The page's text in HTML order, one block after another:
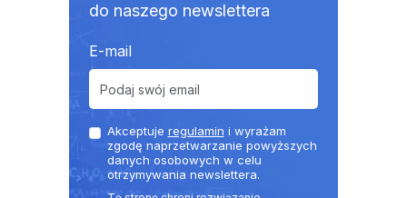
do naszego newslettera
E-mail
Akceptuje regulamin i wyrażam
zgodę naprzetwarzanie powyższych
danych osobowych w celu
otrzymywania newslettera.